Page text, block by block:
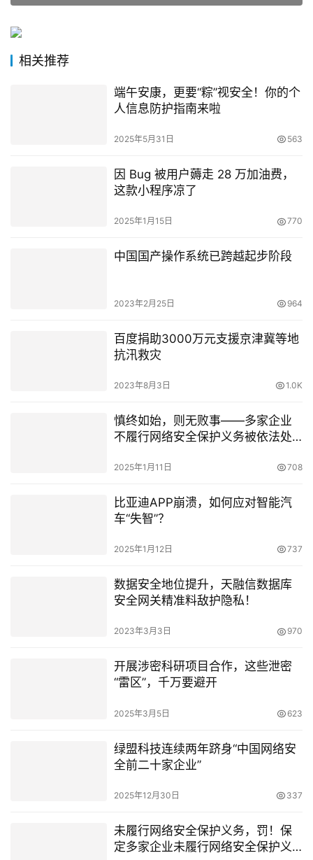
相关推荐
端午安康，更要“粽”视安全！你的个
人信息防护指南来啦
2025年5月31日 563
因 Bug 被用户薅走 28 万加油费，
这款小程序凉了
2025年1月15日 770
中国国产操作系统已跨越起步阶段
2023年2月25日 964
百度捐助3000万元支援京津冀等地
抗汛救灾
2023年8月3日 1.0K
慎终如始，则无败事——多家企业
不履行网络安全保护义务被依法处
2025年1月11日 708
比亚迪APP崩溃，如何应对智能汽
车“失智”？
2025年1月12日 737
数据安全地位提升，天融信数据库
安全网关精准料敌护隐私！
2023年3月3日 970
开展涉密科研项目合作，这些泄密
“雷区”，千万要避开
2025年3月5日 623
绿盟科技连续两年跻身“中国网络安
全前二十家企业”
2025年12月30日 337
未履行网络安全保护义务，罚！保
定多家企业未履行网络安全保护义